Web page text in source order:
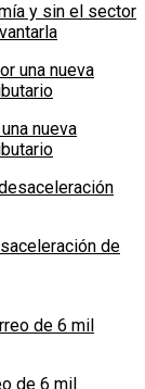
y sin el sector
nueva
de
de 6 mil